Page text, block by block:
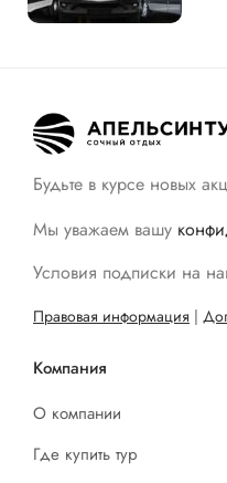
Будьте в курсе новых
Мы уважаем вашу
Условия подписки на
Правовая информация |
Компания
О компании
Где купить тур